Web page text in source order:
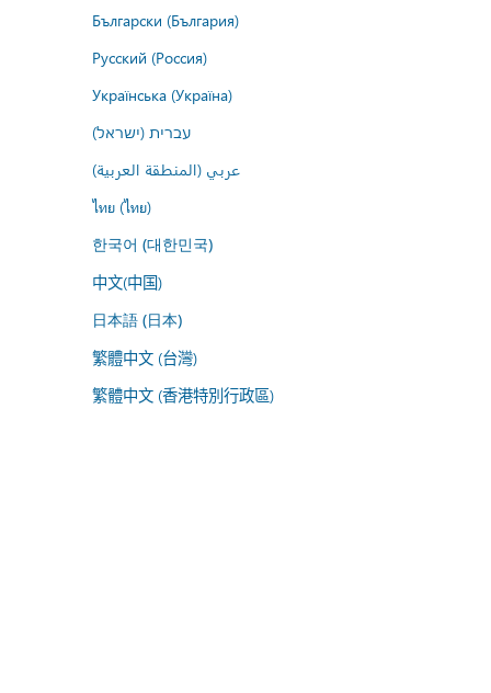
Български (България)
Русский (Россия)
Українська (Україна)
עברית (ישראל)
عربي (المنطقة العربية)
ไทย (ไทย)
한국어 (대한민국)
中文(中国)
日本語 (日本)
繁體中文 (台灣)
繁體中文 (香港特別行政區)